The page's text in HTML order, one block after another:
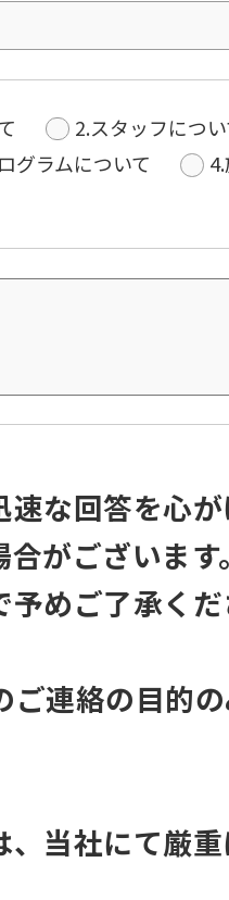
2.スタッフにつ
グラムについて
な回答を心
がございま
めご了承くだ
連絡の目的
当社にて厳